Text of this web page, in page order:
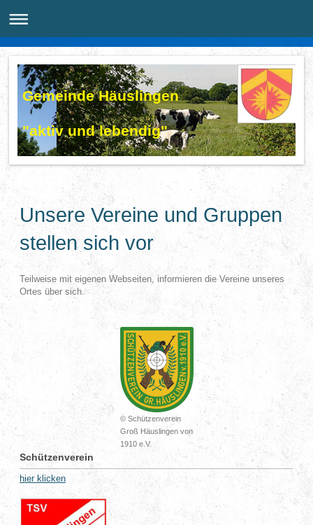
Gemeinde Häuslingen
"aktiv und lebendig"
Unsere Vereine und Gruppen
stellen sich vor
Teilweise mit eigenen Webseiten, informieren die Vereine unseres
Ortes über sich.
© Schützenverein
Groß Häuslingen von
1910 e.V.
Schützenverein
hier klicken